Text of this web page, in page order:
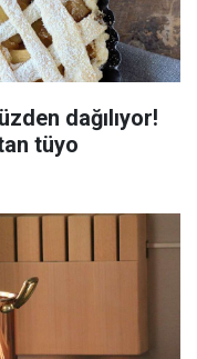
dağılıyor!
tüyo